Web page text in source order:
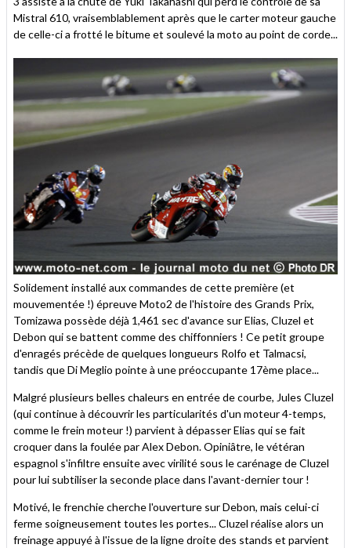
Mistral 610, vraisemblablement après que le carter moteur gauche
de celle-ci a frotté le bitume et soulevé la moto au point de corde...
Solidement installé aux commandes de cette première (et
mouvementée !) épreuve Moto2 de l'histoire des Grands Prix,
Tomizawa possède déjà 1,461 sec d'avance sur Elias, Cluzel et
Debon qui se battent comme des chiffonniers ! Ce petit groupe
d'enragés précède de quelques longueurs Rolfo et Talmacsi,
tandis que Di Meglio pointe à une préoccupante 17ème place...
Malgré plusieurs belles chaleurs en entrée de courbe, Jules Cluzel
(qui continue à découvrir les particularités d'un moteur 4-temps,
comme le frein moteur !) parvient à dépasser Elias qui se fait
croquer dans la foulée par Alex Debon. Opiniâtre, le vétéran
espagnol s'infiltre ensuite avec virilité sous le carénage de Cluzel
pour lui subtiliser la seconde place dans l'avant-dernier tour !
Motivé, le frenchie cherche l'ouverture sur Debon, mais celui-ci
ferme soigneusement toutes les portes... Cluzel réalise alors un
freinage appuyé à l'issue de la ligne droite des stands et parvient